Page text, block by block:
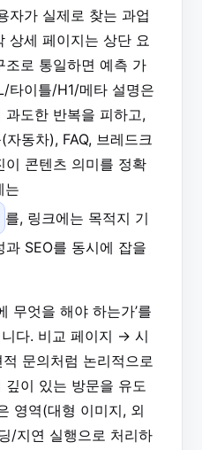
자가 실제로 찾는 과업
상세 페이지는 상단 요
로 통일하면 예측 가
타이틀/H1/메타 설명은
과도한 반복을 피하고,
동차), FAQ, 브레드크
이 콘텐츠 의미를 정확
는
를, 링크에는 목적지 기
SEO를 동시에 잡을
무엇을 해야 하는가’를
다. 비교 페이지 → 시
문의처럼 논리적으로
깊이 있는 방문을 유도
영역(대형 이미지, 외
/지연 실행으로 처리하